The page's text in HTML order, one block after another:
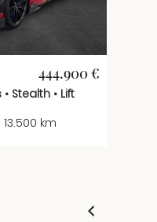
444.900 €
Stealth • Lift
13.500 km